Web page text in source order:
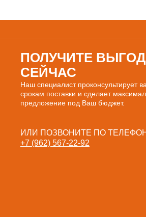
ПОЛУЧИТЕ
СЕЙЧАС
Наш специалист проконсультирует
срокам поставки и сделает
предложение под Ваш бюджет.
ИЛИ ПОЗВОНИТЕ ПО
+7 (962) 567-22-92